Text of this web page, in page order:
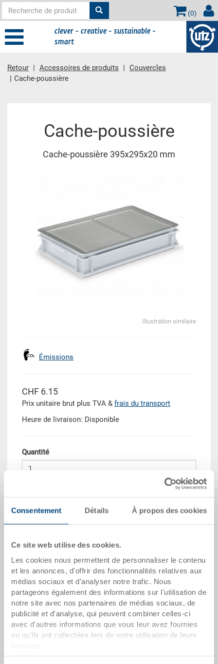
Consentement Détails À propos des cookies
Ce site web utilise des cookies.
Les cookies nous permettent de personnaliser le contenu
et les annonces, d'offrir des fonctionnalités relatives aux
médias sociaux et d'analyser notre trafic. Nous
partageons également des informations sur l'utilisation de
notre site avec nos partenaires de médias sociaux, de
publicité et d'analyse, qui peuvent combiner celles-ci
avec d'autres informations que vous leur avez fournies
ou qu'ils ont collectées lors de votre utilisation de leurs
(0)
clever - creative - sustainable -
smart
Retour Accessoires de produits
Couvercles
Cache-poussière
Cache-poussière
Cache-poussière 395x295x20 mm
Illustration similaire
Émissions
CHF 6.15
Prix unitaire brut plus TVA & frais du transport
Heure de livraison: Disponible
Quantité
Quantité échelonnée Prix
Dès 10 pièces
Dès 50 pièces CHF 5.05
Dès 100 pièces CHF 4.60
Dès 250 pièces CHF 4.00
Quantités échelonnées correspondent aux unités
d’emballage.
dates de l'article